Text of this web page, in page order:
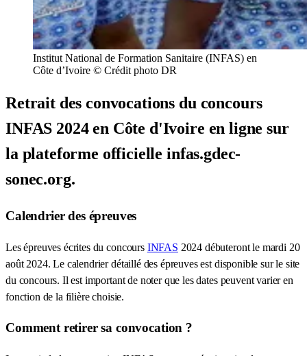
Institut National de Formation Sanitaire (INFAS) en
Côte d’Ivoire © Crédit photo DR
Retrait des convocations du concours
INFAS 2024 en Côte d'Ivoire en ligne sur
la plateforme officielle infas.gdec-
sonec.org.
Calendrier des épreuves
Les épreuves écrites du concours INFAS 2024 débuteront le mardi 20
août 2024. Le calendrier détaillé des épreuves est disponible sur le site
du concours. Il est important de noter que les dates peuvent varier en
fonction de la filière choisie.
Comment retirer sa convocation ?